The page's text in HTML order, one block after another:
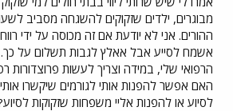
מבוגרים, ילדים שזקוקים להשגחה מסביב
ההורים. אני לא יודעת אם זה מכוסה על ידי
אשמח לסייע אבל אאלץ לגבות תשלום על
הרפואי שלי, במידה וצריך לעשות פרוצדורות
האם אפשר להפנות אותי לגורמים שיקשרו
לסיוע או להפנות אליי משפחות שזקוקות